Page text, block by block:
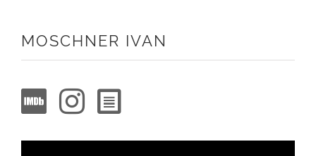
MOSCHNER IVAN